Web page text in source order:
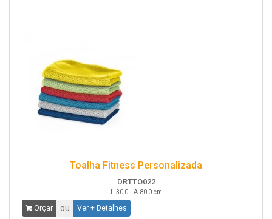
Toalha Fitness Personalizada
DRTTO022
L 30,0 | A 80,0 cm
Orçar ou Ver + Detalhes